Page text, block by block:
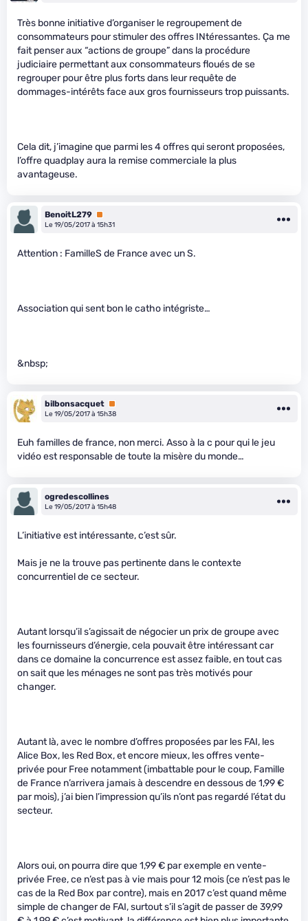
Très bonne initiative d’organiser le regroupement de
consommateurs pour stimuler des offres INtéressantes. Ça me
fait penser aux “actions de groupe” dans la procédure
judiciaire permettant aux consommateurs floués de se
regrouper pour être plus forts dans leur requête de
dommages-intérêts face aux gros fournisseurs trop puissants.
Cela dit, j’imagine que parmi les 4 offres qui seront proposées,
l’offre quadplay aura la remise commerciale la plus
avantageuse.
BenoitL279 Premium
Le 19/05/2017 à 15h31
Attention : FamilleS de France avec un S.
Association qui sent bon le catho intégriste…
&nbsp;
bilbonsacquet Premium
Le 19/05/2017 à 15h38
Euh familles de france, non merci. Asso à la c pour qui le jeu
vidéo est responsable de toute la misère du monde…
ogredescollines
Le 19/05/2017 à 15h48
L’initiative est intéressante, c’est sûr.
Mais je ne la trouve pas pertinente dans le contexte
concurrentiel de ce secteur.
Autant lorsqu’il s’agissait de négocier un prix de groupe avec
les fournisseurs d’énergie, cela pouvait être intéressant car
dans ce domaine la concurrence est assez faible, en tout cas
on sait que les ménages ne sont pas très motivés pour
changer.
Autant là, avec le nombre d’offres proposées par les FAI, les
Alice Box, les Red Box, et encore mieux, les offres vente-
privée pour Free notamment (imbattable pour le coup, Famille
de France n’arrivera jamais à descendre en dessous de 1,99 €
par mois), j’ai bien l’impression qu’ils n’ont pas regardé l’état du
secteur.
Alors oui, on pourra dire que 1,99 € par exemple en vente-
privée Free, ce n’est pas à vie mais pour 12 mois (ce n’est pas le
cas de la Red Box par contre), mais en 2017 c’est quand même
simple de changer de FAI, surtout s’il s’agit de passer de 39,99